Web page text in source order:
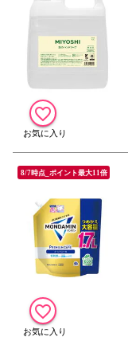
8/7時点_ポイント最大11倍